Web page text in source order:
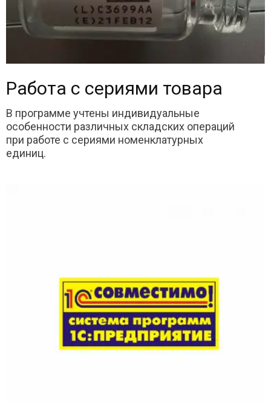
Работа с сериями товара
В программе учтены индивидуальные
особенности различных складских операций
при работе с сериями номенклатурных
единиц.